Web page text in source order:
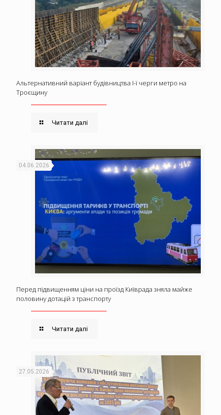
Альтернативний варіант будівництва І-ї черги метро на
Троєщину
Читати далі
04.06.2026
Перед підвищенням ціни на проїзд Київрада зняла майже
половину дотацій з транспорту
Читати далі
27.05.2026